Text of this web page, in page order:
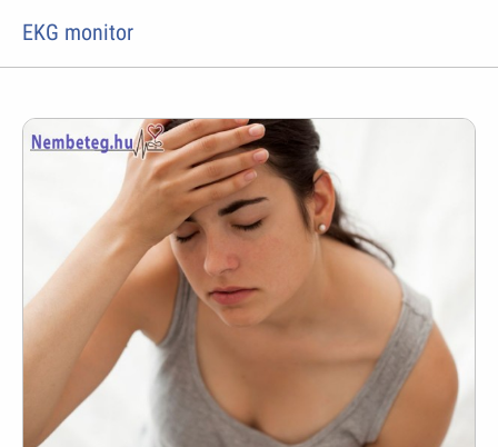
EKG monitor